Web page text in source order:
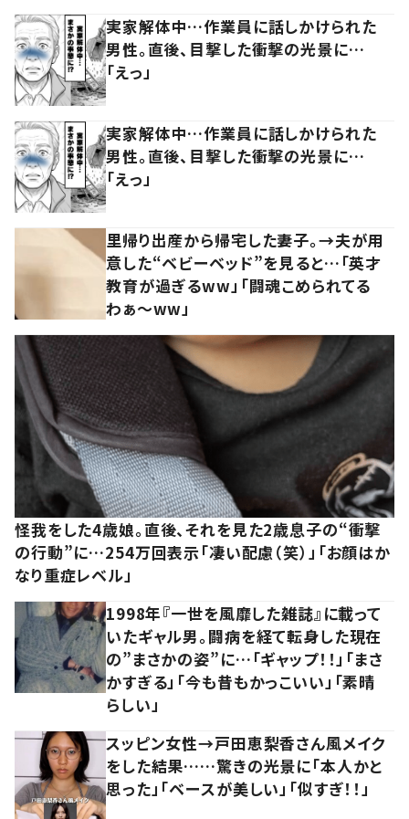
実家解体中…作業員に話しかけられた
男性。直後、目撃した衝撃の光景に…
「えっ」
実家解体中…作業員に話しかけられた
男性。直後、目撃した衝撃の光景に…
「えっ」
里帰り出産から帰宅した妻子。→夫が用
意した“ベビーベッド”を見ると…「英才
教育が過ぎるww」「闘魂こめられてる
わぁ～ww」
怪我をした4歳娘。直後、それを見た2歳息子の“衝撃
の行動”に…254万回表示「凄い配慮（笑）」「お顔はか
なり重症レベル」
1998年『一世を風靡した雑誌』に載って
いたギャル男。闘病を経て転身した現在
の”まさかの姿”に…「ギャップ！！」「まさ
かすぎる」「今も昔もかっこいい」「素晴
らしい」
スッピン女性→戸田恵梨香さん風メイク
をした結果……驚きの光景に「本人かと
思った」「ベースが美しい」「似すぎ！！」